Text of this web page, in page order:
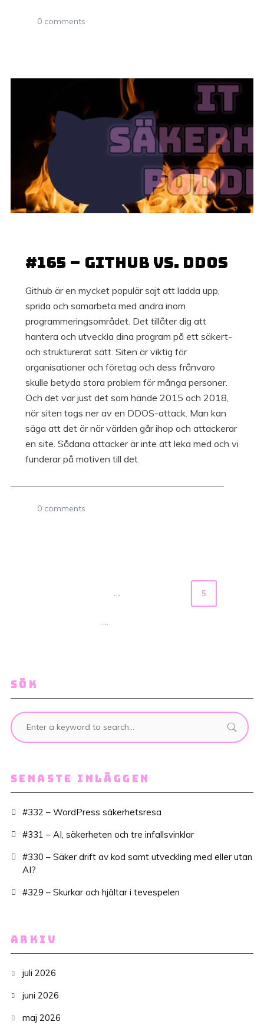
0 comments
#165 – GitHub vs. DDoS
Github är en mycket populär sajt att ladda upp,
sprida och samarbeta med andra inom
programmeringsområdet. Det tillåter dig att
hantera och utveckla dina program på ett säkert-
och strukturerat sätt. Siten är viktig för
organisationer och företag och dess frånvaro
skulle betyda stora problem för många personer.
Och det var just det som hände 2015 och 2018,
när siten togs ner av en DDOS-attack. Man kan
säga att det är när världen går ihop och attackerar
en site. Sådana attacker är inte att leka med och vi
funderar på motiven till det.
0 comments
5
SÖK
SENASTE INLÄGGEN
#332 – WordPress säkerhetsresa
#331 – AI, säkerheten och tre infallsvinklar
#330 – Säker drift av kod samt utveckling med eller utan
AI?
#329 – Skurkar och hjältar i tevespelen
ARKIV
juli 2026
juni 2026
maj 2026